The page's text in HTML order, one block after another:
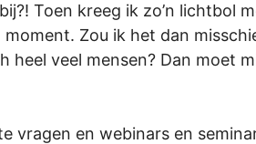
Toen kreeg ik zo’n lichtbol
Zou ik het dan
heel veel mensen? Dan moet
vragen en webinars en